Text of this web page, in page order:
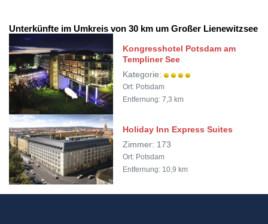
Unterkünfte im Umkreis von 30 km um Großer Lienewitzsee
Kongresshotel Potsdam am
Templiner See
Kategorie:
Ort: Potsdam
Entfernung: 7,3 km
Holiday Inn Express Suites
Zimmer: 173
Ort: Potsdam
Entfernung: 10,9 km